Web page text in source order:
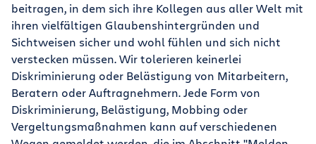
beitragen, in dem sich ihre Kollegen aus aller Welt mit
ihren vielfältigen Glaubenshintergründen und
Sichtweisen sicher und wohl fühlen und sich nicht
verstecken müssen. Wir tolerieren keinerlei
Diskriminierung oder Belästigung von Mitarbeitern,
Beratern oder Auftragnehmern. Jede Form von
Diskriminierung, Belästigung, Mobbing oder
Vergeltungsmaßnahmen kann auf verschiedenen